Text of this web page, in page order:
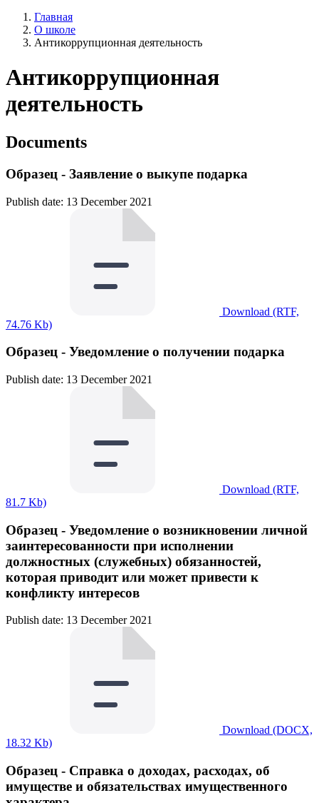
Главная
О школе
Антикоррупционная деятельность
Антикоррупционная
деятельность
Documents
Образец - Заявление о выкупе подарка
Publish date: 13 December 2021
Download (RTF,
74.76 Kb)
Образец - Уведомление о получении подарка
Publish date: 13 December 2021
Download (RTF,
81.7 Kb)
Образец - Уведомление о возникновении личной
заинтересованности при исполнении
должностных (служебных) обязанностей,
которая приводит или может привести к
конфликту интересов
Publish date: 13 December 2021
Download (DOCX,
18.32 Kb)
Образец - Справка о доходах, расходах, об
имуществе и обязательствах имущественного